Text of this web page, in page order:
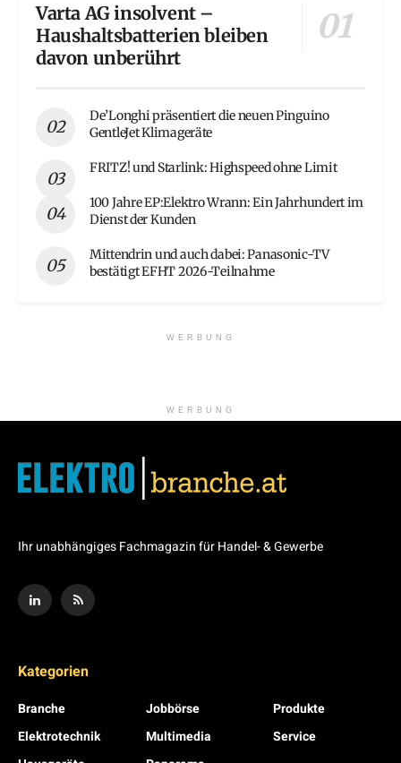
Varta AG insolvent –
Haushaltsbatterien bleiben
davon unberührt
De’Longhi präsentiert die neuen Pinguino
GentleJet Klimageräte
FRITZ! und Starlink: Highspeed ohne Limit
100 Jahre EP:Elektro Wrann: Ein Jahrhundert im
Dienst der Kunden
Mittendrin und auch dabei: Panasonic-TV
bestätigt EFHT 2026-Teilnahme
WERBUNG
WERBUNG
Ihr unabhängiges Fachmagazin für Handel- & Gewerbe
Kategorien
Branche
Elektrotechnik
Jobbörse
Multimedia
Produkte
Service